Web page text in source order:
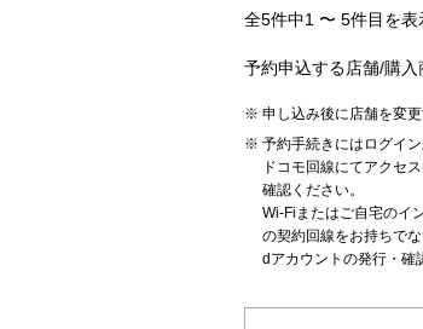
全5件中1 〜 5件目を
予約申込する店舗/購入
申し込み後に店舗を変
予約手続きにはログイン
ドコモ回線にてアクセ
確認ください。
Wi-Fiまたはご自宅のイ
の契約回線をお持ちで
dアカウントの発行・確